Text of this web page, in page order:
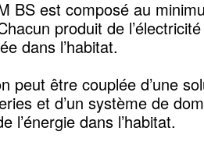
BS est composé au
produit de
dans l’habitat.
peut être couplée d’une
et d’un système de
l’énergie dans l’habitat.